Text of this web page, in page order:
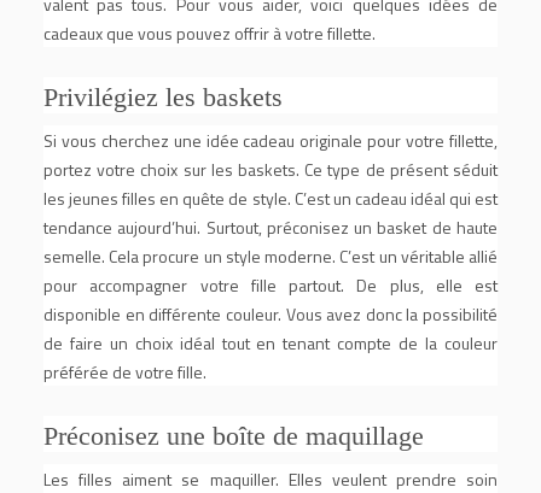
cadeaux que vous pouvez offrir à votre fillette.
Privilégiez les baskets
Si vous cherchez une idée cadeau originale pour votre fillette,
portez votre choix sur les baskets. Ce type de présent séduit
les jeunes filles en quête de style. C’est un cadeau idéal qui est
tendance aujourd’hui. Surtout, préconisez un basket de haute
semelle. Cela procure un style moderne. C’est un véritable allié
pour accompagner votre fille partout. De plus, elle est
disponible en différente couleur. Vous avez donc la possibilité
de faire un choix idéal tout en tenant compte de la couleur
préférée de votre fille.
Préconisez une boîte de maquillage
Les filles aiment se maquiller. Elles veulent prendre soin